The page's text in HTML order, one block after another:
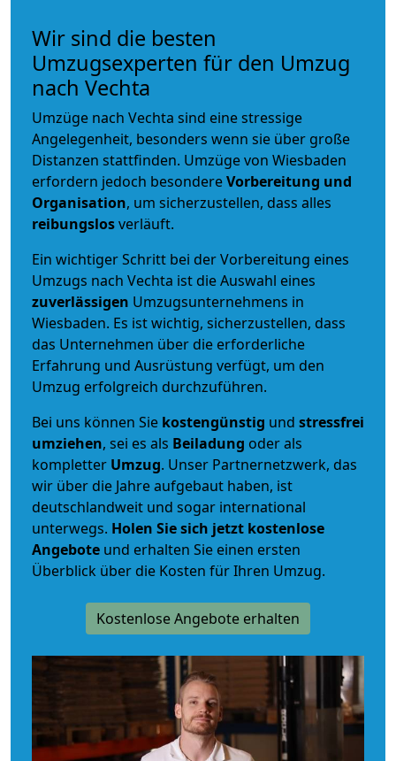
Wir sind die besten
Umzugsexperten für den Umzug
nach Vechta
Umzüge nach Vechta sind eine stressige
Angelegenheit, besonders wenn sie über große
Distanzen stattfinden. Umzüge von Wiesbaden
erfordern jedoch besondereVorbereitung und
Organisation, um sicherzustellen, dass alles
reibungslosverläuft.
Ein wichtiger Schritt bei der Vorbereitung eines
Umzugs nach Vechta ist die Auswahl eines
zuverlässigen Umzugsunternehmens in
Wiesbaden. Es ist wichtig, sicherzustellen, dass
das Unternehmen über die erforderliche
Erfahrung und Ausrüstung verfügt, um den
Umzug erfolgreich durchzuführen.
Bei uns können Sie kostengünstig und stressfrei
umziehen, sei es als Beiladung oder als
kompletter Umzug. Unser Partnernetzwerk, das
wir über die Jahre aufgebaut haben, ist
deutschlandweit und sogar international
unterwegs. Holen Sie sich jetzt kostenlose
Angebote und erhalten Sie einen ersten
Überblick über die Kosten für Ihren Umzug.
Kostenlose Angebote erhalten